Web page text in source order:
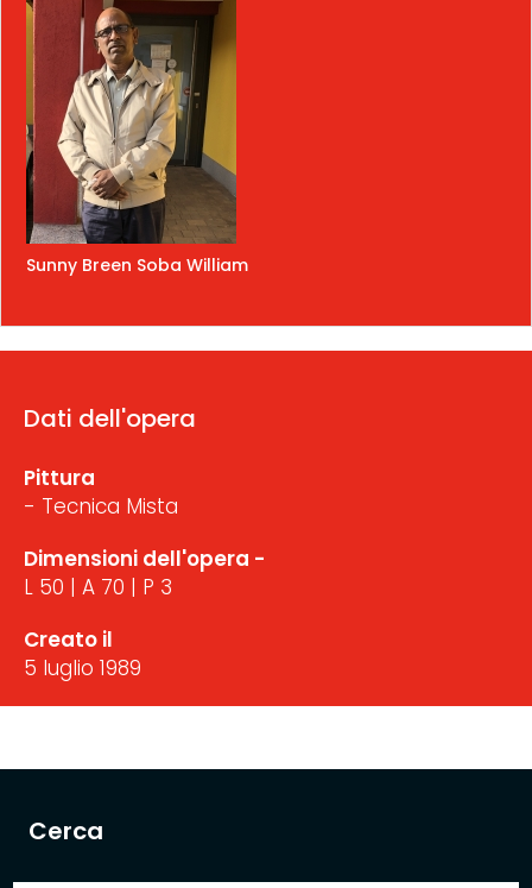
Cerca
Sunny Breen Soba William
Dati dell'opera
Pittura
- Tecnica Mista
Dimensioni dell'opera -
L 50 | A 70 | P 3
Creato il
5 luglio 1989